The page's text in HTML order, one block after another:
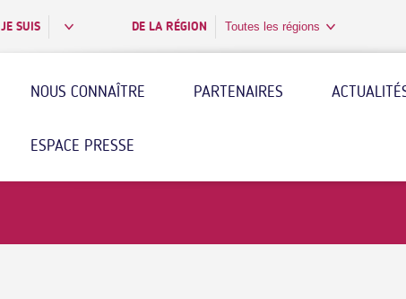
JE SUIS DE LA RÉGION Toutes les régions
NOUS CONNAÎTRE PARTENAIRES
ESPACE PRESSE